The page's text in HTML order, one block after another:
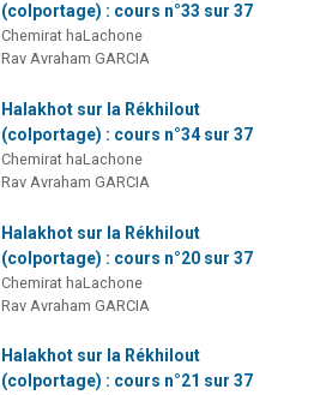
(colportage) : cours n°33 sur 37
Chemirat haLachone
Rav Avraham GARCIA
Halakhot sur la Rékhilout
(colportage) : cours n°34 sur 37
Chemirat haLachone
Rav Avraham GARCIA
Halakhot sur la Rékhilout
(colportage) : cours n°20 sur 37
Chemirat haLachone
Rav Avraham GARCIA
Halakhot sur la Rékhilout
(colportage) : cours n°21 sur 37